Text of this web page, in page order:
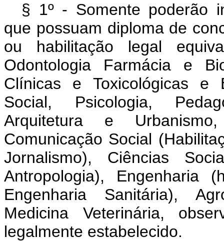
§ 1º - Somente poderão
que possuam diploma de
ou habilitação legal
Odontologia Farmácia e
Clínicas e Toxicológicas e
Social, Psicologia,
Arquitetura e
Comunicação Social
Jornalismo), Ciências
Antropologia), Engenharia
Engenharia Sanitária),
Medicina Veterinária,
legalmente